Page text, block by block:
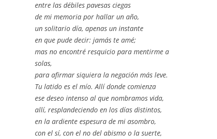
entre las débiles pavesas ciegas
de mi memoria por hallar un año,
un solitario día, apenas un instante
en que pude decir: jamás te amé;
mas no encontré resquicio para mentirme a
solas,
para afirmar siquiera la negación más leve.
Tu latido es el mío. Allí donde comienza
ese deseo intenso al que nombramos vida,
allí, resplandeciendo en los días distintos,
en la ardiente espesura de mi asombro,
con el sí, con el no del abismo o la suerte,